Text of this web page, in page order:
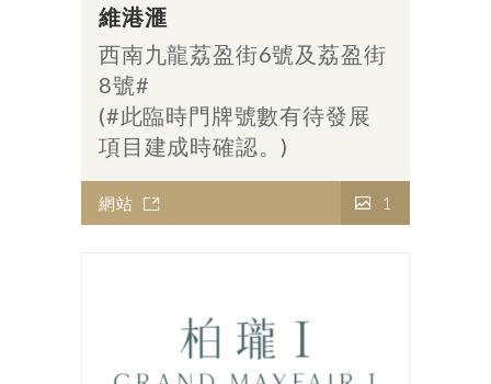
維港滙
西南九龍荔盈街6號及荔盈街
8號#
(#此臨時門牌號數有待發展
項目建成時確認。)
網站 1